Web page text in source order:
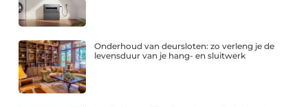
Onderhoud van deursloten: zo verleng je de
levensduur van je hang- en sluitwerk